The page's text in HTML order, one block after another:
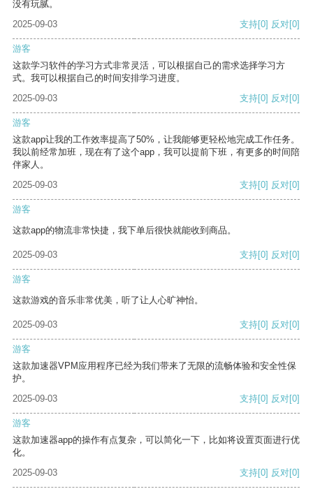
没有玩腻。
2025-09-03
支持[0] 反对[0]
游客
这款学习软件的学习方式非常灵活，可以根据自己的需求选择学习方
式。我可以根据自己的时间安排学习进度。
2025-09-03
支持[0] 反对[0]
游客
这款app让我的工作效率提高了50%，让我能够更轻松地完成工作任务。
我以前经常加班，现在有了这个app，我可以提前下班，有更多的时间陪
伴家人。
2025-09-03
支持[0] 反对[0]
游客
这款app的物流非常快捷，我下单后很快就能收到商品。
2025-09-03 支持[0] 反对[0]
游客
这款游戏的音乐非常优美，听了让人心旷神怡。
2025-09-03 支持[0] 反对[0]
游客
这款加速器VPM应用程序已经为我们带来了无限的流畅体验和安全性保
护。
2025-09-03
支持[0] 反对[0]
游客
这款加速器app的操作有点复杂，可以简化一下，比如将设置页面进行优
化。
2025-09-03
支持[0] 反对[0]